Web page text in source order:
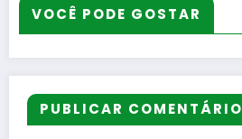
VOCÊ PODE GOSTAR
PUBLICAR COMENTÁRIO